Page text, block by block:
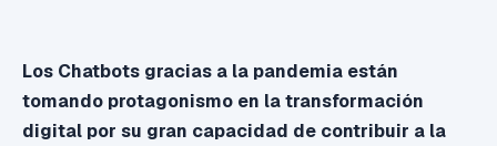
Los Chatbots gracias a la pandemia están
tomando protagonismo en la transformación
digital por su gran capacidad de contribuir a la